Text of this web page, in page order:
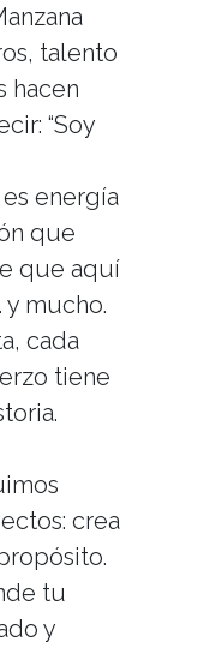
talento
hacen
“Soy
energía
que
que aquí
y mucho.
cada
tiene
crea
tu
y